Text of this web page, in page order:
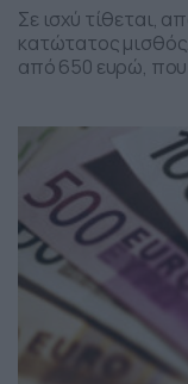
Σε ισχύ τίθεται,
κατώτατος
από 650 ευρώ, που
Εργασίας και
αύξηση του